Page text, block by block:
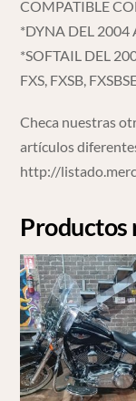
COMPATIBLE
*DYNA DEL 2004
*SOFTAIL DEL
FXS, FXSB,
Checa nuestras
artículos
http://
Productos